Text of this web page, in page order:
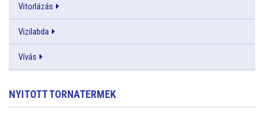
Vitorlázás
Vizilabda
Vívás
NYITOTT TORNATERMEK